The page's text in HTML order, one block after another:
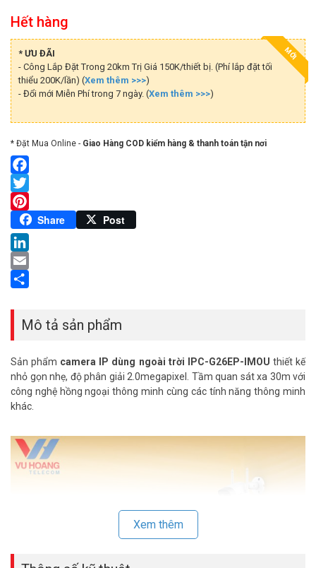
Hết hàng
MỚI
* ƯU ĐÃI
- Công Lắp Đặt Trong 20km Trị Giá 150K/thiết bị. (Phí lắp đặt tối
thiểu 200K/lần) (Xem thêm >>>)
- Đổi mới Miễn Phí trong 7 ngày. (Xem thêm >>>)
* Đặt Mua Online - Giao Hàng COD kiểm hàng & thanh toán tận nơi
Facebook
Twitter
Pinterest
Share Post
LinkedIn
Email
Mô tả sản phẩm
Sản phẩm camera IP dùng ngoài trời IPC-G26EP-IMOU thiết kế
nhỏ gọn nhẹ, độ phân giải 2.0megapixel. Tầm quan sát xa 30m với
công nghệ hồng ngoại thông minh cùng các tính năng thông minh
khác.
Xem thêm